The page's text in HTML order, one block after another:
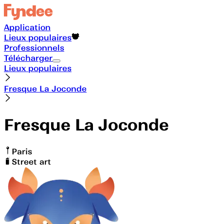
Application
Lieux populaires
Professionnels
Télécharger
Lieux populaires
Fresque La Joconde
Fresque La Joconde
Paris
Street art